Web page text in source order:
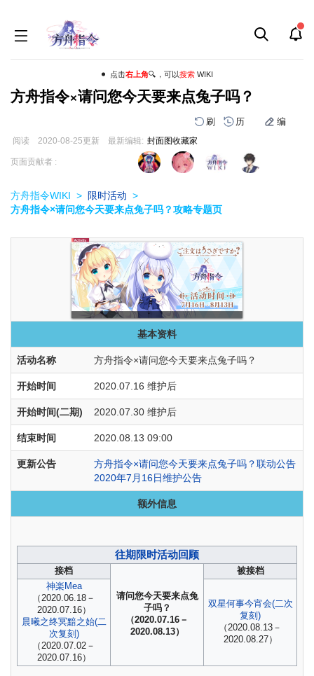
点击右上角🔍，可以搜索WIKI
方舟指令×请问您今天要来点兔子吗？
刷 历 编
阅读 2020-08-25更新 最新编辑: 封面图收藏家
跳
航
跳
索
页面贡献者 :
方舟指令WIKI > 限时活动 >
方舟指令×请问您今天要来点兔子吗？攻略专题页
基本资料
活动名称 方舟指令×请问您今天要来点兔子吗？
开始时间 2020.07.16 维护后
开始时间(二期) 2020.07.30 维护后
结束时间 2020.08.13 09:00
更新公告
方舟指令×请问您今天要来点兔子吗？联动公告
2020年7月16日维护公告
额外信息
往期限时活动回顾
接档
请问您今天要来点兔
子吗？
（2020.07.16－
2020.08.13）
被接档
神楽Mea
（2020.06.18－
2020.07.16）
晨曦之终冥黯之始(二
次复刻)
（2020.07.02－
2020.07.16）
双星何事今宵会(二次
复刻)
（2020.08.13－
2020.08.27）